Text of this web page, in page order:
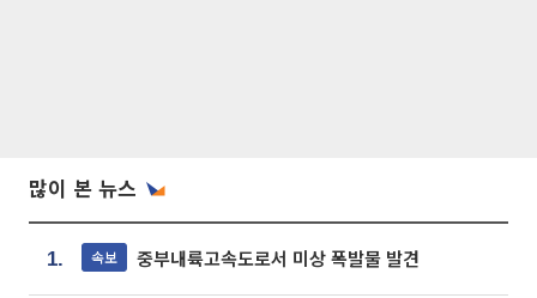
많이 본 뉴스
1. 속보 중부내륙고속도로서 미상 폭발물 발견